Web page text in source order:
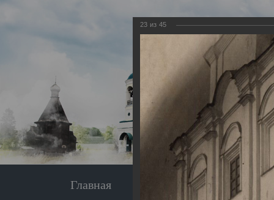
Главная Экскурсия
23 из 45